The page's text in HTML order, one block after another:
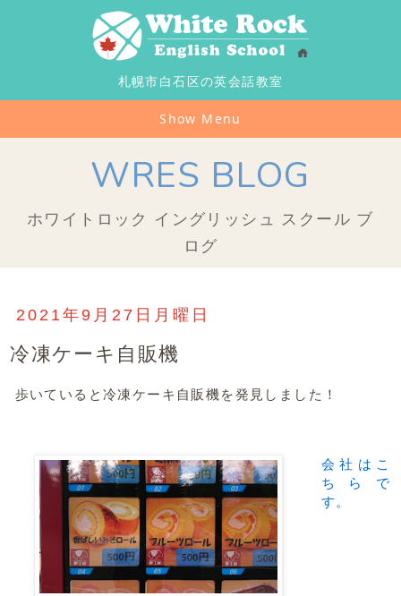
札幌市白石区の英会話教室
Show Menu
WRES BLOG
ホワイトロック イングリッシュ スクール ブ
ログ
2021年9月27日月曜日
冷凍ケーキ自販機
歩いていると冷凍ケーキ自販機を発見しました！
会社はこ
ちらで
す。